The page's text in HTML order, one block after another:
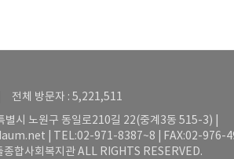
체 방문자 : 5,221,511
시 노원구 동일로210길 22(중계3동 515-3) |
| TEL:02-971-8387~8 | FAX:02-976-
합사회복지관 ALL RIGHTS RESERVED.